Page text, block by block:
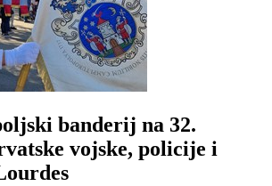
banderij na 32.
vojske, policije i